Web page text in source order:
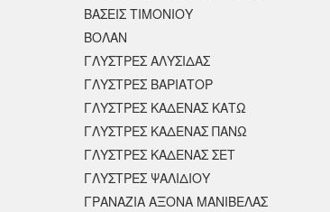
ΒΑΣΕΙΣ ΤΙΜΟΝΙΟΥ
ΒΟΛΑΝ
ΓΛΥΣΤΡΕΣ ΑΛΥΣΙΔΑΣ
ΓΛΥΣΤΡΕΣ ΒΑΡΙΑΤΟΡ
ΓΛΥΣΤΡΕΣ ΚΑΔΕΝΑΣ ΚΑΤΩ
ΓΛΥΣΤΡΕΣ ΚΑΔΕΝΑΣ ΠΑΝΩ
ΓΛΥΣΤΡΕΣ ΚΑΔΕΝΑΣ ΣΕΤ
ΓΛΥΣΤΡΕΣ ΨΑΛΙΔΙΟΥ
ΓΡΑΝΑΖΙΑ ΑΞΟΝΑ ΜΑΝΙΒΕΛΑΣ